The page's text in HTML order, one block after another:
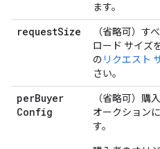
ます。
requestSize （省略可） す
ロード サイズ
の リクエスト
さい。
perBuyer
Config
（省略可） 購
オークション
す。